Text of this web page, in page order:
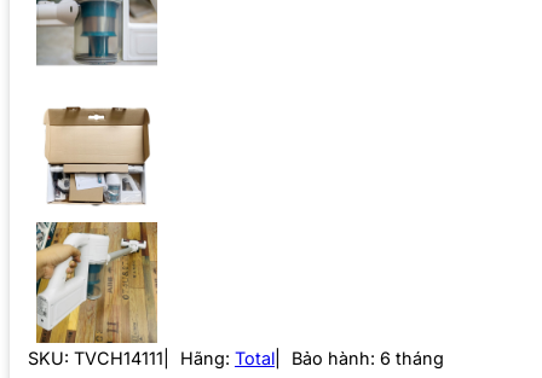
SKU: TVCH14111 Hãng: Total Bảo hành: 6 tháng